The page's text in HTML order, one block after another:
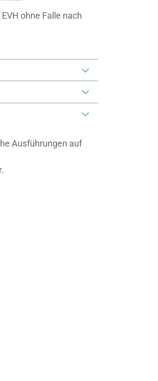
ohne Falle nach
Ausführungen auf